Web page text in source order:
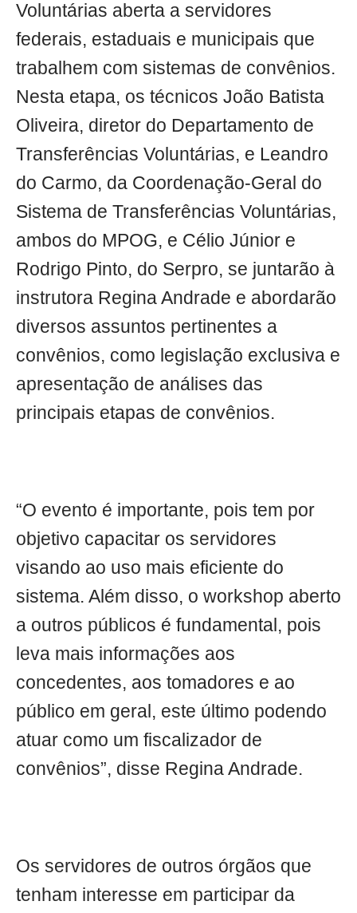
Voluntárias aberta a servidores
federais, estaduais e municipais que
trabalhem com sistemas de convênios.
Nesta etapa, os técnicos João Batista
Oliveira, diretor do Departamento de
Transferências Voluntárias, e Leandro
do Carmo, da Coordenação-Geral do
Sistema de Transferências Voluntárias,
ambos do MPOG, e Célio Júnior e
Rodrigo Pinto, do Serpro, se juntarão à
instrutora Regina Andrade e abordarão
diversos assuntos pertinentes a
convênios, como legislação exclusiva e
apresentação de análises das
principais etapas de convênios.
“O evento é importante, pois tem por
objetivo capacitar os servidores
visando ao uso mais eficiente do
sistema. Além disso, o workshop aberto
a outros públicos é fundamental, pois
leva mais informações aos
concedentes, aos tomadores e ao
público em geral, este último podendo
atuar como um fiscalizador de
convênios”, disse Regina Andrade.
Os servidores de outros órgãos que
tenham interesse em participar da